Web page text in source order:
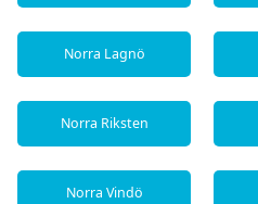
Norra Lagnö
Norra Riksten
Norra Vindö